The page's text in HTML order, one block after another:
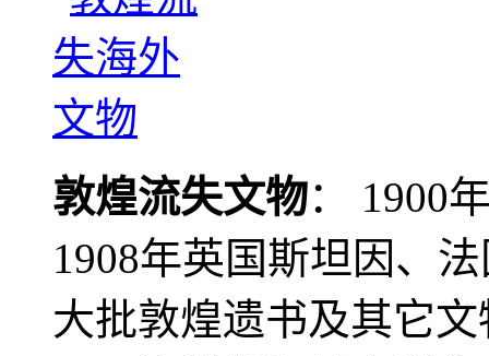
敦煌流失文物： 1900
1908年英国斯坦因、
大批敦煌遗书及其它